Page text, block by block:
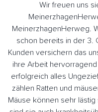
Wir freuen uns
MeinerzhagenHerweg.
schon bereits in der 3.
Kunden versichern das
ihre Arbeit
erfolgreich alles
zählen Ratten und
Mäuse können sehr